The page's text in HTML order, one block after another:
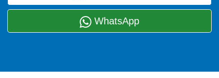
WhatsApp